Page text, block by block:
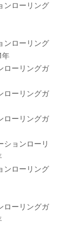
ローリング
ローリング
年
ーリングガ
ーリングガ
ーリングガ
ョンローリ
ローリング
ーリングガ